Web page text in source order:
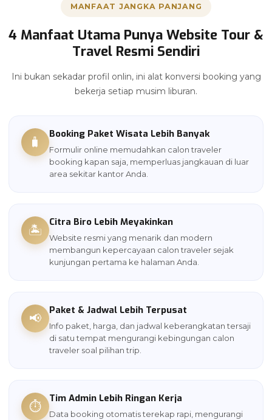
MANFAAT JANGKA PANJANG
4 Manfaat Utama Punya Website Tour &
Travel Resmi Sendiri
Ini bukan sekadar profil onlin, ini alat konversi booking yang
bekerja setiap musim liburan.
🧳
Booking Paket Wisata Lebih Banyak
Formulir online memudahkan calon traveler
booking kapan saja, memperluas jangkauan di luar
area sekitar kantor Anda.
🏝️
Citra Biro Lebih Meyakinkan
Website resmi yang menarik dan modern
membangun kepercayaan calon traveler sejak
kunjungan pertama ke halaman Anda.
📢
Paket & Jadwal Lebih Terpusat
Info paket, harga, dan jadwal keberangkatan tersaji
di satu tempat mengurangi kebingungan calon
traveler soal pilihan trip.
⏱️
Tim Admin Lebih Ringan Kerja
Data booking otomatis terekap rapi, mengurangi